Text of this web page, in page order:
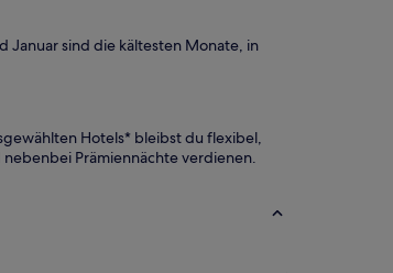
Januar sind die kältesten Monate, in
Hotels* bleibst du flexibel,
Prämiennächte verdienen.